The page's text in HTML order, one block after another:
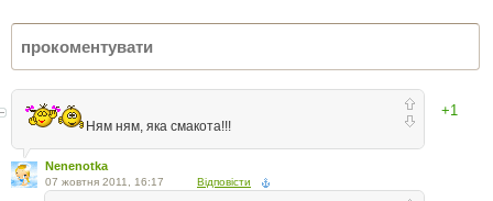
+1
Ням ням, яка смакота!!!
Nenenotka
07 жовтня 2011, 16:17 Відповісти